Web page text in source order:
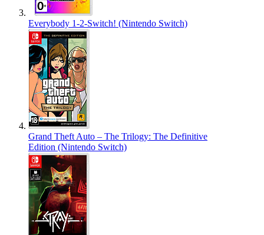
Everybody 1-2-Switch! (Nintendo Switch)
Grand Theft Auto – The Trilogy: The Definitive
Edition (Nintendo Switch)